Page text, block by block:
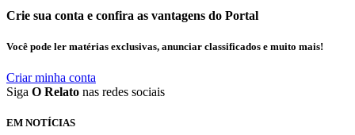
Crie sua conta e confira as vantagens do Portal
Você pode ler matérias exclusivas, anunciar classificados e muito mais!
Criar minha conta
Siga O Relato nas redes sociais
EM NOTÍCIAS